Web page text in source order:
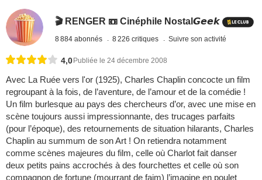
🎬 RENGER 📼 Cinéphile Nostal𝙂𝙚𝙚𝙠
8 884 abonnés 8 226 critiques Suivre son activité
4,0 Publiée le 24 décembre 2008
Avec La Ruée vers l'or (1925), Charles Chaplin concocte un film
regroupant à la fois, de l’aventure, de l’amour et de la comédie !
Un film burlesque au pays des chercheurs d’or, avec une mise en
scène toujours aussi impressionnante, des trucages parfaits
(pour l’époque), des retournements de situation hilarants, Charles
Chaplin au summum de son Art ! On retiendra notamment
comme scènes majeures du film, celle où Charlot fait danser
deux petits pains accrochés à des fourchettes et celle où son
compagnon de fortune (mourrant de faim) l’imagine en poulet